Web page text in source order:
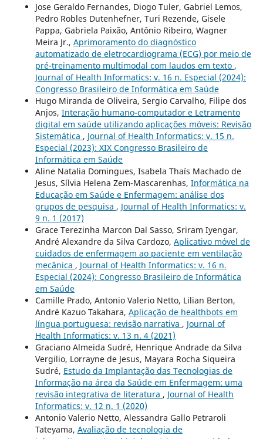
Jose Geraldo Fernandes, Diogo Tuler, Gabriel Lemos,
Pedro Robles Dutenhefner, Turi Rezende, Gisele
Pappa, Gabriela Paixão, Antônio Ribeiro, Wagner
Meira Jr., Aprimoramento do diagnóstico
automatizado de eletrocardiograma (ECG) por meio de
pré-treinamento multimodal com laudos em texto ,
Journal of Health Informatics: v. 16 n. Especial (2024):
Congresso Brasileiro de Informática em Saúde
Hugo Miranda de Oliveira, Sergio Carvalho, Filipe dos
Anjos, Interação humano-computador e Letramento
digital em saúde utilizando aplicações móveis: Revisão
Sistemática , Journal of Health Informatics: v. 15 n.
Especial (2023): XIX Congresso Brasileiro de
Informática em Saúde
Aline Natalia Domingues, Isabela Thaís Machado de
Jesus, Sílvia Helena Zem-Mascarenhas, Informática na
Educação em Saúde e Enfermagem: análise dos
grupos de pesquisa , Journal of Health Informatics: v.
9 n. 1 (2017)
Grace Terezinha Marcon Dal Sasso, Sriram Iyengar,
André Alexandre da Silva Cardozo, Aplicativo móvel de
cuidados de enfermagem ao paciente em ventilação
mecânica , Journal of Health Informatics: v. 16 n.
Especial (2024): Congresso Brasileiro de Informática
em Saúde
Camille Prado, Antonio Valerio Netto, Lilian Berton,
André Kazuo Takahara, Aplicação de healthbots em
língua portuguesa: revisão narrativa , Journal of
Health Informatics: v. 13 n. 4 (2021)
Graciano Almeida Sudré, Henrique Andrade da Silva
Vergilio, Lorrayne de Jesus, Mayara Rocha Siqueira
Sudré, Estudo da Implantação das Tecnologias de
Informação na área da Saúde em Enfermagem: uma
revisão integrativa de literatura , Journal of Health
Informatics: v. 12 n. 1 (2020)
Antonio Valerio Netto, Alessandra Gallo Petraroli
Tateyama, Avaliação de tecnologia de